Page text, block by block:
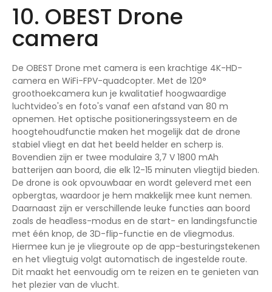
10. OBEST Drone
camera
De OBEST Drone met camera is een krachtige 4K-HD-
camera en WiFi-FPV-quadcopter. Met de 120°
groothoekcamera kun je kwalitatief hoogwaardige
luchtvideo's en foto's vanaf een afstand van 80 m
opnemen. Het optische positioneringssysteem en de
hoogtehoudfunctie maken het mogelijk dat de drone
stabiel vliegt en dat het beeld helder en scherp is.
Bovendien zijn er twee modulaire 3,7 V 1800 mAh
batterijen aan boord, die elk 12-15 minuten vliegtijd bieden.
De drone is ook opvouwbaar en wordt geleverd met een
opbergtas, waardoor je hem makkelijk mee kunt nemen.
Daarnaast zijn er verschillende leuke functies aan boord
zoals de headless-modus en de start- en landingsfunctie
met één knop, de 3D-flip-functie en de vliegmodus.
Hiermee kun je je vliegroute op de app-besturingstekenen
en het vliegtuig volgt automatisch de ingestelde route.
Dit maakt het eenvoudig om te reizen en te genieten van
het plezier van de vlucht.